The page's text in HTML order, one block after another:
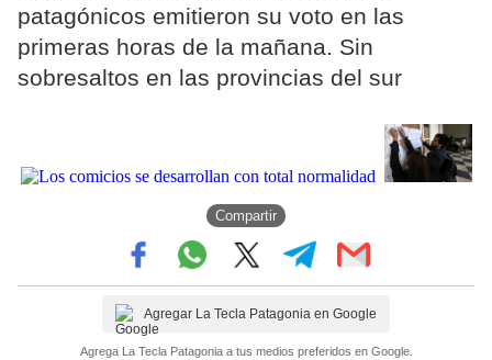
patagónicos emitieron su voto en las
primeras horas de la mañana. Sin
sobresaltos en las provincias del sur
Compartir
Agregar La Tecla Patagonia en Google
Agrega La Tecla Patagonia a tus medios preferidos en Google.